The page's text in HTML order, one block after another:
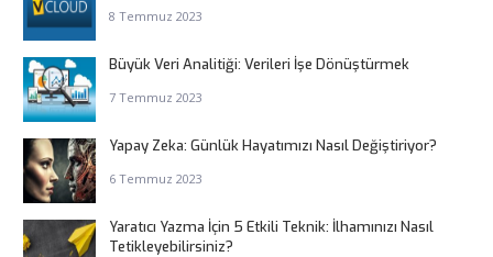
8 Temmuz 2023
Büyük Veri Analitiği: Verileri İşe Dönüştürmek
7 Temmuz 2023
Yapay Zeka: Günlük Hayatımızı Nasıl Değiştiriyor?
6 Temmuz 2023
Yaratıcı Yazma İçin 5 Etkili Teknik: İlhamınızı Nasıl
Tetikleyebilirsiniz?